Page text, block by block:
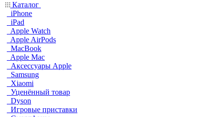
Каталог
iPhone
iPad
Apple Watch
Apple AirPods
MacBook
Apple Mac
Аксессуары Apple
Samsung
Xiaomi
Уценённый товар
Dyson
Игровые приставки